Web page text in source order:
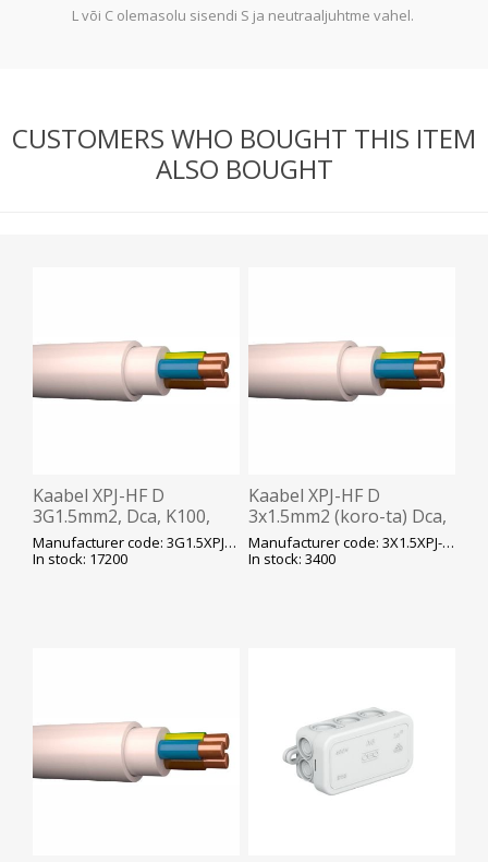
L või C olemasolu sisendi S ja neutraaljuhtme vahel.
CUSTOMERS WHO BOUGHT THIS ITEM
ALSO BOUGHT
Kaabel XPJ-HF D
3G1.5mm2, Dca, K100,
valge, ø8mm, HF, 500V,
Prysmian
Manufacturer code: 3G1.5XPJ-HF-D-K100
In stock: 17200
Kaabel XPJ-HF D
3x1.5mm2 (koro-ta) Dca,
K100, valge, ø8mm, HF,
500V, Prysmian
Manufacturer code: 3X1.5XPJ-HF-D-K100
In stock: 3400